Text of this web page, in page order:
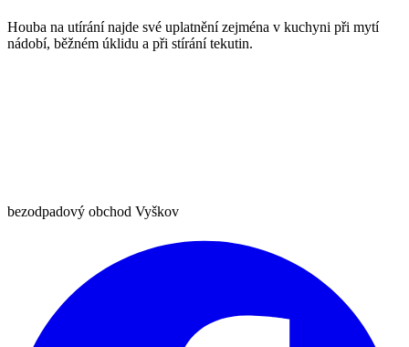
Houba na utírání najde své uplatnění zejména v kuchyni při mytí
nádobí, běžném úklidu a při stírání tekutin.
bezodpadový obchod Vyškov